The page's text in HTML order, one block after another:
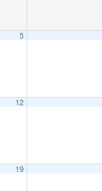
5
12
19